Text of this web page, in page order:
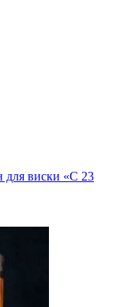
для виски «С 23